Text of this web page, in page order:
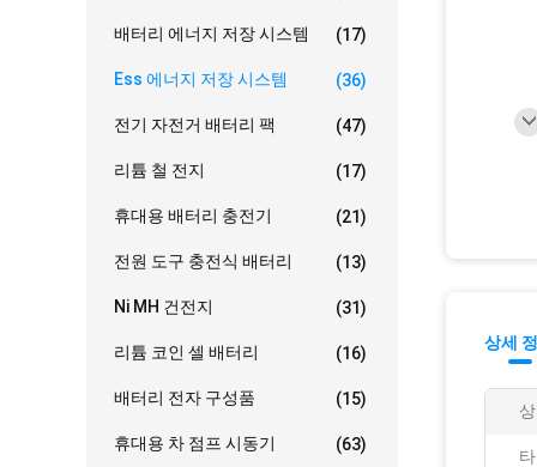
배터리 에너지 저장 시스템 (17)
Ess 에너지 저장 시스템 (36)
전기 자전거 배터리 팩 (47)
리튬 철 전지 (17)
휴대용 배터리 충전기 (21)
전원 도구 충전식 배터리 (13)
Ni MH 건전지 (31)
리튬 코인 셀 배터리 (16)
배터리 전자 구성품 (15)
휴대용 차 점프 시동기 (63)
상세